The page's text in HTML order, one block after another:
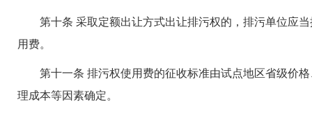
第十条 采取定额出让方式出让排污权的，排污单位应当
用费。
第十一条 排污权使用费的征收标准由试点地区省级价格
理成本等因素确定。